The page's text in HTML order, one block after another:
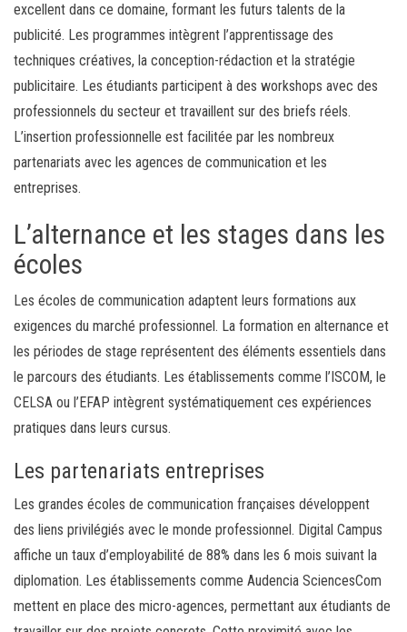
excellent dans ce domaine, formant les futurs talents de la
publicité. Les programmes intègrent l’apprentissage des
techniques créatives, la conception-rédaction et la stratégie
publicitaire. Les étudiants participent à des workshops avec des
professionnels du secteur et travaillent sur des briefs réels.
L’insertion professionnelle est facilitée par les nombreux
partenariats avec les agences de communication et les
entreprises.
L’alternance et les stages dans les
écoles
Les écoles de communication adaptent leurs formations aux
exigences du marché professionnel. La formation en alternance et
les périodes de stage représentent des éléments essentiels dans
le parcours des étudiants. Les établissements comme l’ISCOM, le
CELSA ou l’EFAP intègrent systématiquement ces expériences
pratiques dans leurs cursus.
Les partenariats entreprises
Les grandes écoles de communication françaises développent
des liens privilégiés avec le monde professionnel. Digital Campus
affiche un taux d’employabilité de 88% dans les 6 mois suivant la
diplomation. Les établissements comme Audencia SciencesCom
mettent en place des micro-agences, permettant aux étudiants de